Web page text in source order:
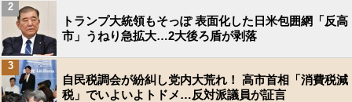
トランプ大統領もそっぽ 表面化した日米包囲網「反高
市」うねり急拡大…2大後ろ盾が剥落
2
自民税調会が紛糾し党内大荒れ！ 高市首相「消費税減
税」でいよいよトドメ…反対派議員が証言
3